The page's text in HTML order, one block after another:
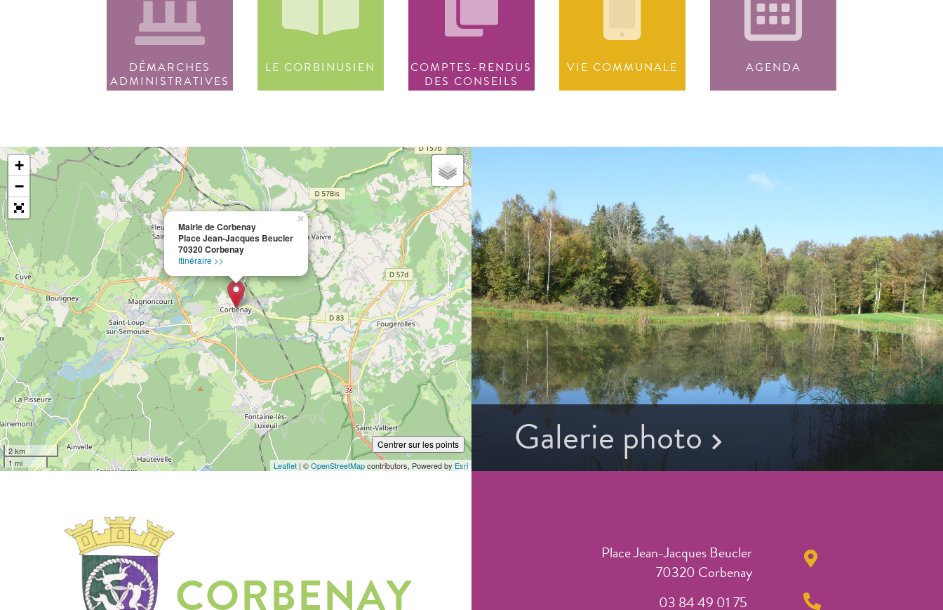
DÉMARCHES
ADMINISTRATIVES
LE CORBINUSIEN
COMPTES-RENDUS
DES CONSEILS
VIE COMMUNALE AGENDA
Mairie de Corbenay
Place Jean-Jacques Beucler
70320 Corbenay
Itinéraire >>
×
+
−
2 km
1 mi
Centrer sur les points
Leaflet | ©OpenStreetMapcontributors, Powered by Esri
Galerie photo
CORBENAY
Place Jean-Jacques Beucler
70320 Corbenay
03 84 49 01 75